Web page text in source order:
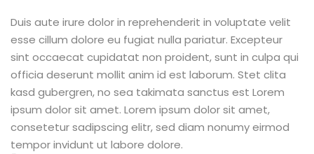
Duis aute irure dolor in reprehenderit in voluptate velit
esse cillum dolore eu fugiat nulla pariatur. Excepteur
sint occaecat cupidatat non proident, sunt in culpa qui
officia deserunt mollit anim id est laborum. Stet clita
kasd gubergren, no sea takimata sanctus est Lorem
ipsum dolor sit amet. Lorem ipsum dolor sit amet,
consetetur sadipscing elitr, sed diam nonumy eirmod
tempor invidunt ut labore dolore.